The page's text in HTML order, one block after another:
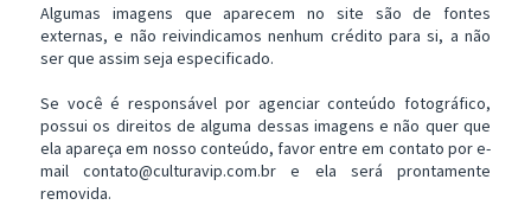
Algumas imagens que aparecem no site são de fontes
externas, e não reivindicamos nenhum crédito para si, a não
ser que assim seja especificado.
Se você é responsável por agenciar conteúdo fotográfico,
possui os direitos de alguma dessas imagens e não quer que
ela apareça em nosso conteúdo, favor entre em contato por e-
mail contato@culturavip.com.br e ela será prontamente
removida.